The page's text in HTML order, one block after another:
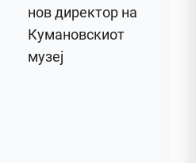
нов директор на
Кумановскиот
музеј